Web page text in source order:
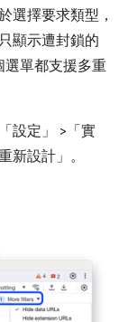
選擇要求類型，
顯示遭封鎖的
單都支援多重
設定」
>「實
新設計」 。